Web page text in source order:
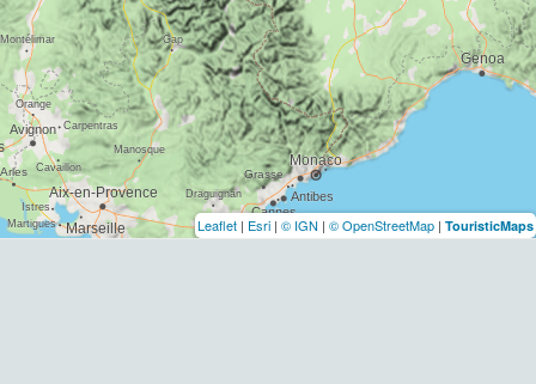
Leaflet | Esri | © IGN | © OpenStreetMap | TouristicMaps